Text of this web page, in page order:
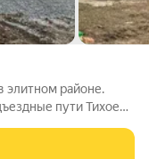
элитном районе.
пути Тихое